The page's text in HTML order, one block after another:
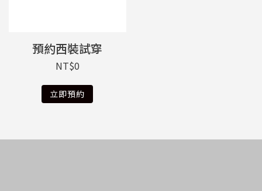
預約西裝試穿
NT$0
立即預約